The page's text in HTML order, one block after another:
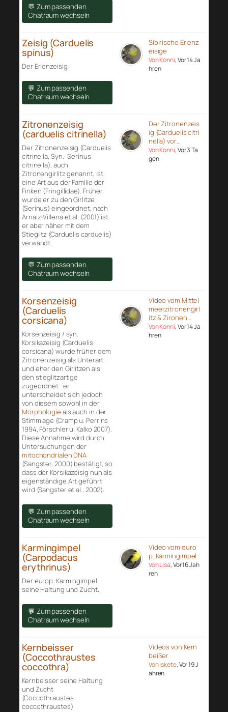
💬 Zum passenden
Chatraum wechseln
Zeisig (Carduelis
spinus)
Der Erlenzeisig
💬 Zum passenden
Chatraum wechseln
Sibirische Erlenz
eisige
Von Konni, Vor 14 Ja
hren
Zitronenzeisig
(carduelis citrinella)
Der Zitronenzeisig (Carduelis
citrinella, Syn.: Serinus
citrinella), auch
Zitronengirlitz genannt, ist
eine Art aus der Familie der
Finken (Fringillidae). Früher
wurde er zu den Girlitze
(Serinus) eingeordnet, nach
Arnaiz-Villena et al. (2001) ist
er aber näher mit dem
Stieglitz (Carduelis carduelis)
verwandt.
💬 Zum passenden
Chatraum wechseln
Der Zitronenzeis
ig (Carduelis citri
nella) vor…
Von Konni, Vor 3 Ta
gen
Korsenzeisig
(Carduelis
corsicana)
Korsenzeisig / syn.
Korsikazeisig (Carduelis
corsicana) wurde früher dem
Zitronenzeisig als Unterart
und eher den Girlitzen als
den stieglitzartige
zugeordnet. er
unterscheidet sich jedoch
von diesem sowohl in der
Morphologie als auch in der
Stimmlage (Cramp u. Perrins
1994, Förschler u. Kalko 2007).
Diese Annahme wird durch
Untersuchungen der
mitochondrialen DNA
(Sangster, 2000) bestätigt, so
dass der Korsikazeisig nun als
eigenständige Art geführt
wird (Sangster et al., 2002).
💬 Zum passenden
Chatraum wechseln
Video vom Mittel
meerzitronengirl
itz & Zironen…
Von Konni, Vor 14 Ja
hren
Karmingimpel
(Carpodacus
erythrinus)
Der europ. Karmingimpel
seine Haltung und Zucht.
💬 Zum passenden
Chatraum wechseln
Video vom euro
p. Karmingimpel
Von Lisa, Vor 16 Jah
ren
Kernbeisser
(Coccothraustes
coccothra)
Kernbeisser seine Haltung
und Zucht
(Coccothraustes
coccothraustes)
Videos von Kern
beißer
Von iskete, Vor 19 J
ahren